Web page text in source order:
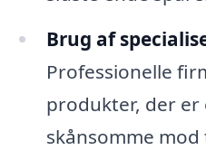
Brug af
Professionelle
produkter, der er
skånsomme